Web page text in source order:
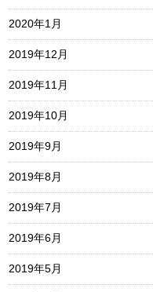
2020年1月
2019年12月
2019年11月
2019年10月
2019年9月
2019年8月
2019年7月
2019年6月
2019年5月